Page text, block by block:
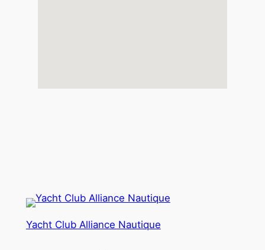
Yacht Club Alliance Nautique